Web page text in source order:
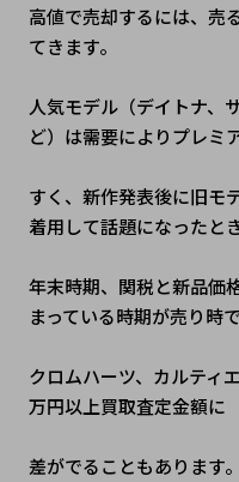
高値で売却するには、売
てきます。
人気モデル（デイトナ、
ど）は需要によりプレミ
すく、新作発表後に旧モ
着用して話題になったと
年末時期、関税と新品価
まっている時期が売り時で
クロムハーツ、カルティ
万円以上買取査定金額に
差がでることもあります。